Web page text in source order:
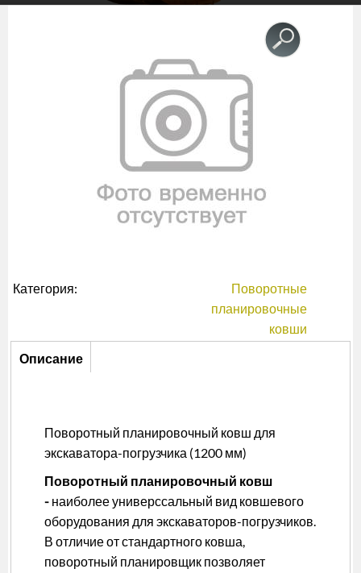
Категория:
Поворотные
планировочные
ковши
Описание
Описание
Поворотный планировочный ковш для
экскаватора-погрузчика (1200 мм)
Поворотный планировочный ковш
- наиболее универссальный вид ковшевого
оборудования для экскаваторов-погрузчиков.
В отличие от стандартного ковша,
поворотный планировщик позволяет